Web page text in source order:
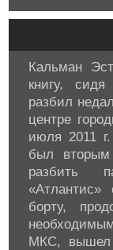
Кальман
книгу,
разбил
центре
июля 2011
был
разбить
борту,
МКС, вышел